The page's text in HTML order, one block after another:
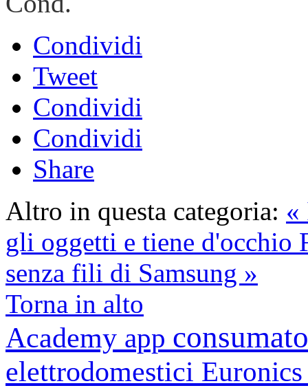
Condividi
Tweet
Condividi
Condividi
Share
Altro in questa categoria: «
gli oggetti e tiene d'occhio
senza fili di Samsung »
Torna in alto
Academy app
elettrodomestici